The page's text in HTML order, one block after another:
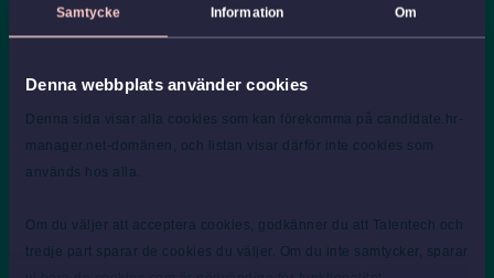
Samtycke Information Om
Denna webbplats använder cookies
Denna sida visar alla cookies som kan förekomma på candidate.hr-
manager.net-domänen, och listan visar därför inte cookies som
används hos alla.
Om du väljer att acceptera cookies, godkänner du att Talentech och
tredje part sparar de cookies du väljer. Om du inte samtycker, sparar
och hållbara installationer som får byggnader att fungera och
Vi har en omsättning på drygt 14,8 miljarder kronor och cirka 7 000
engagerade medarbetare på runt 100 orter i Norden.
Läs mer på
Vi månar om våra medarbetare